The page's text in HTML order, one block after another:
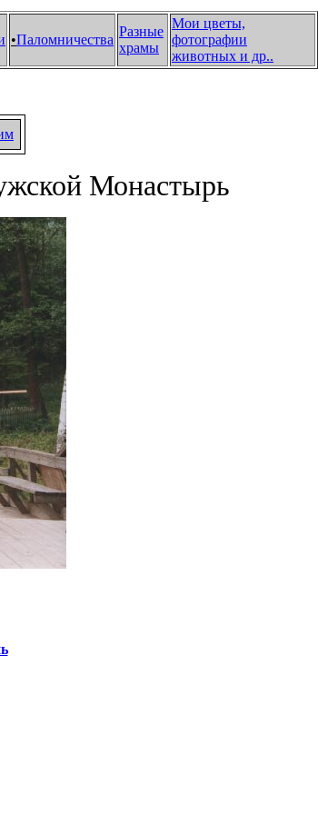
•Паломничества
Разные
храмы
Мои цветы,
фотографии
животных и др..
Монастырь